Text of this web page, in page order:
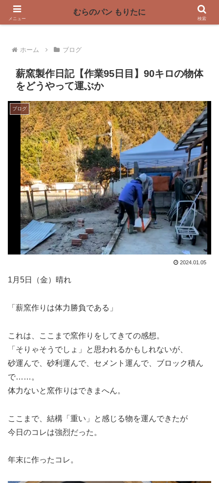
〜奈良県曽爾村の薪窯パン屋〜
ホーム ブログ
薪窯製作日記【作業95日目】90キロの物体
をどうやって運ぶか
ブログ
2024.01.05
1月5日（金）晴れ
「薪窯作りは体力勝負である」
これは、ここまで窯作りをしてきての感想。
「そりゃそうでしょ」と思われるかもしれないが、
砂運んで、砂利運んで、セメント運んで、ブロック積ん
で……。
体力ないと窯作りはできまへん。
ここまで、結構「重い」と感じる物を運んできたが
今日のコレは強烈だった。
年末に作ったコレ。
メニュー
むらのパン もりたに
検索